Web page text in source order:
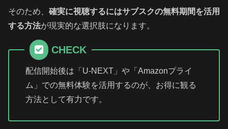
そのため、 確実に視聴するにはサブスクの無料期間を活用
する方法が現実的な選択肢になります。
CHECK
配信開始後は「U-NEXT」や「Amazonプライ
ム」での無料体験を活用するのが、お得に観る
方法として有力です。